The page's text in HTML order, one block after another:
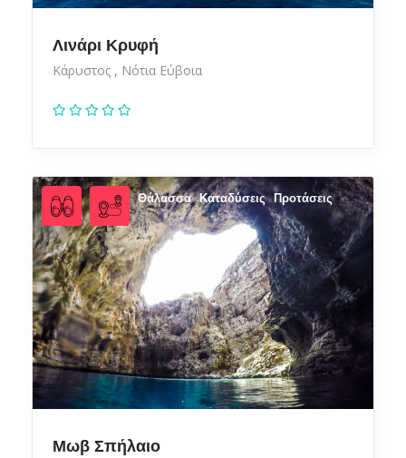
Λινάρι Κρυφή
Κάρυστος Νότια Εύβοια
Θάλασσα Καταδύσεις Προτάσεις
Μωβ Σπήλαιο